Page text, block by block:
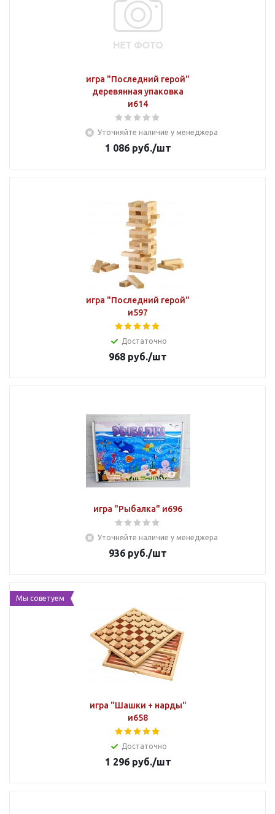
игра "Последний герой"
деревянная упаковка
и614
Уточняйте наличие у менеджера
1 086руб./шт
игра "Последний герой"
и597
Достаточно
968 руб./шт
игра "Рыбалка" и696
Уточняйте наличие у менеджера
936 руб./шт
Мы советуем
игра "Шашки + нарды"
и658
Достаточно
1 296руб./шт